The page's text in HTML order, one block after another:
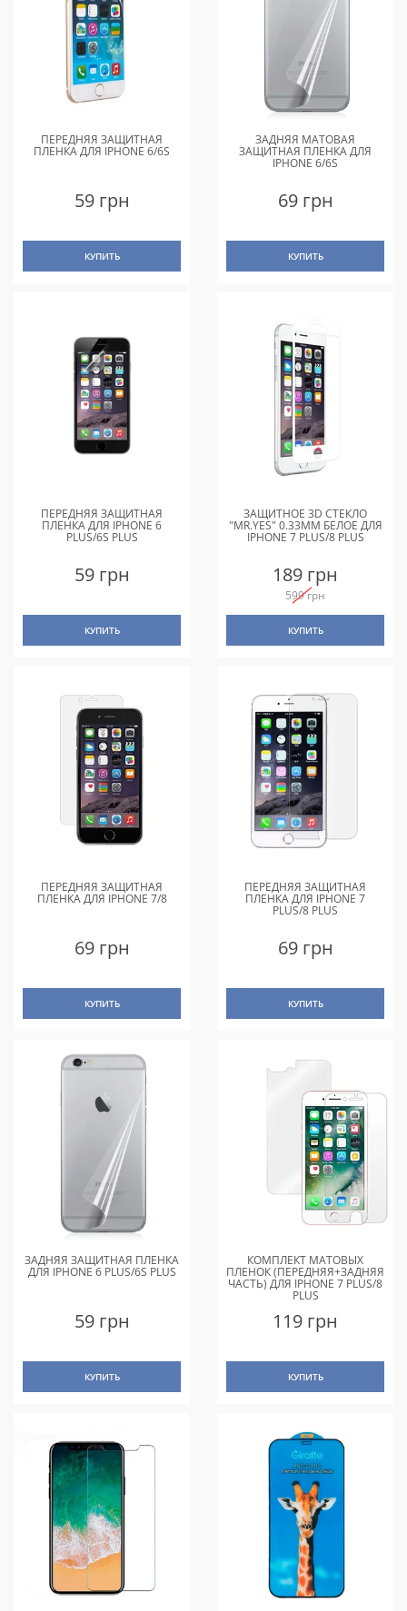
ПЕРЕДНЯЯ ЗАЩИТНАЯ
ПЛЕНКА ДЛЯ IPHONE 6/6S
59 грн
КУПИТЬ
ЗАДНЯЯ МАТОВАЯ
ЗАЩИТНАЯ ПЛЕНКА ДЛЯ
IPHONE 6/6S
69 грн
КУПИТЬ
ПЕРЕДНЯЯ ЗАЩИТНАЯ
ПЛЕНКА ДЛЯ IPHONE 6
PLUS/6S PLUS
59 грн
КУПИТЬ
ЗАЩИТНОЕ 3D СТЕКЛО
"MR.YES" 0.33MM БЕЛОЕ ДЛЯ
IPHONE 7 PLUS/8 PLUS
189 грн
599 грн
КУПИТЬ
ПЕРЕДНЯЯ ЗАЩИТНАЯ
ПЛЕНКА ДЛЯ IPHONE 7/8
69 грн
КУПИТЬ
ПЕРЕДНЯЯ ЗАЩИТНАЯ
ПЛЕНКА ДЛЯ IPHONE 7
PLUS/8 PLUS
69 грн
КУПИТЬ
ЗАДНЯЯ ЗАЩИТНАЯ ПЛЕНКА
ДЛЯ IPHONE 6 PLUS/6S PLUS
59 грн
КУПИТЬ
КОМПЛЕКТ МАТОВЫХ
ПЛЕНОК (ПЕРЕДНЯЯ+ЗАДНЯЯ
ЧАСТЬ) ДЛЯ IPHONE 7 PLUS/8
PLUS
119 грн
КУПИТЬ